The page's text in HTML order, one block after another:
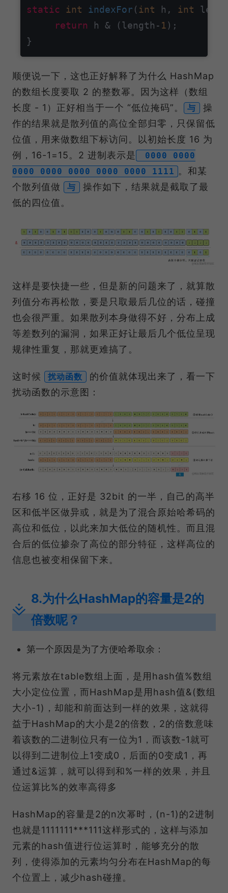
static int indexFor (int h, int
return h & (length- 1);
顺便说一下，这也正好解释了为什么 HashMap
的数组长度要取 2 的整数幂。因为这样（数组
长度 - 1）正好相当于一个 “低位掩码”。
与
操
作的结果就是散列值的高位全部归零，只保留低
位值，用来做数组下标访问。以初始长度 16 为
例，16-1=15。2 进制表示是
0000 0000
0000 0000 0000 0000 0000 1111 。和某
个散列值做
与
操作如下，结果就是截取了最
低的四位值。
这样是要快捷一些，但是新的问题来了，就算散
列值分布再松散，要是只取最后几位的话，碰撞
也会很严重。如果散列本身做得不好，分布上成
等差数列的漏洞，如果正好让最后几个低位呈现
规律性重复，那就更难搞了。
这时候 扰动函数 的价值就体现出来了，看一下
扰动函数的示意图：
右移 16 位，正好是 32bit 的一半，自己的高半
区和低半区做异或，就是为了混合原始哈希码的
高位和低位，以此来加大低位的随机性。而且混
合后的低位掺杂了高位的部分特征，这样高位的
信息也被变相保留下来。
8.为什么HashMap的容量是2的
倍数呢？
第一个原因是为了方便哈希取余：
将元素放在table数组上面，是用hash值%数组
大小定位位置，而HashMap是用hash值&(数组
大小-1)，却能和前面达到一样的效果，这就得
益于HashMap的大小是2的倍数，2的倍数意味
着该数的二进制位只有一位为1，而该数-1就可
以得到二进制位上1变成0，后面的0变成1，再
通过&运算，就可以得到和%一样的效果，并且
位运算比%的效率高得多
HashMap的容量是2的n次幂时，(n-1)的2进制
也就是1111111***111这样形式的，这样与添加
元素的hash值进行位运算时，能够充分的散
列，使得添加的元素均匀分布在HashMap的每
个位置上，减少hash碰撞。